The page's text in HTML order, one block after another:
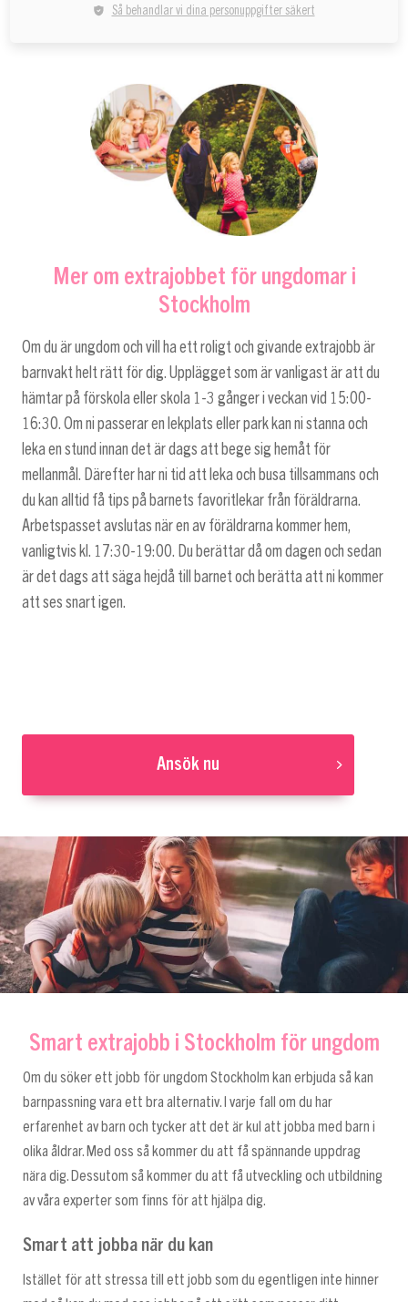
Så behandlar vi dina personuppgifter säkert
Mer om extrajobbet för ungdomar i
Stockholm
Om du är ungdom och vill ha ett roligt och givande extrajobb är
barnvakt helt rätt för dig. Upplägget som är vanligast är att du
hämtar på förskola eller skola 1-3 gånger i veckan vid 15:00-
16:30. Om ni passerar en lekplats eller park kan ni stanna och
leka en stund innan det är dags att bege sig hemåt för
mellanmål. Därefter har ni tid att leka och busa tillsammans och
du kan alltid få tips på barnets favoritlekar från föräldrarna.
Arbetspasset avslutas när en av föräldrarna kommer hem,
vanligtvis kl. 17:30-19:00. Du berättar då om dagen och sedan
är det dags att säga hejdå till barnet och berätta att ni kommer
att ses snart igen.
Ansök nu
Smart extrajobb i Stockholm för ungdom
Om du söker ett jobb för ungdom Stockholm kan erbjuda så kan
barnpassning vara ett bra alternativ. I varje fall om du har
erfarenhet av barn och tycker att det är kul att jobba med barn i
olika åldrar. Med oss så kommer du att få spännande uppdrag
nära dig. Dessutom så kommer du att få utveckling och utbildning
av våra experter som finns för att hjälpa dig.
Smart att jobba när du kan
Istället för att stressa till ett jobb som du egentligen inte hinner